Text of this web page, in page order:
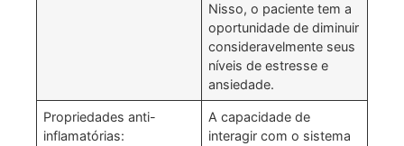
Nisso, o paciente tem a
oportunidade de diminuir
consideravelmente seus
níveis de estresse e
ansiedade.
Propriedades anti-
inflamatórias:
A capacidade de
interagir com o sistema